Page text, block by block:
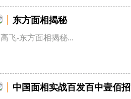
东方面相揭秘
高飞-东方面相揭秘...
中国面相实战百发百中壹佰招